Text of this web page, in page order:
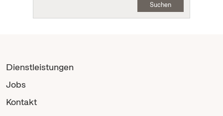
Suchen
Dienstleistungen
Jobs
Kontakt